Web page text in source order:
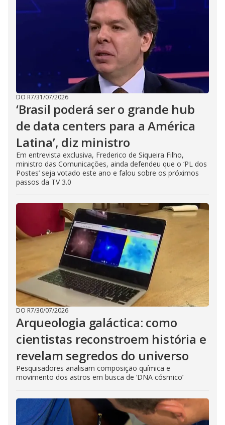
DO R7/31/07/2026
‘Brasil poderá ser o grande hub
de data centers para a América
Latina’, diz ministro
Em entrevista exclusiva, Frederico de Siqueira Filho,
ministro das Comunicações, ainda defendeu que o ‘PL dos
Postes’ seja votado este ano e falou sobre os próximos
passos da TV 3.0
DO R7/30/07/2026
Arqueologia galáctica: como
cientistas reconstroem história e
revelam segredos do universo
Pesquisadores analisam composição química e
movimento dos astros em busca de ‘DNA cósmico’